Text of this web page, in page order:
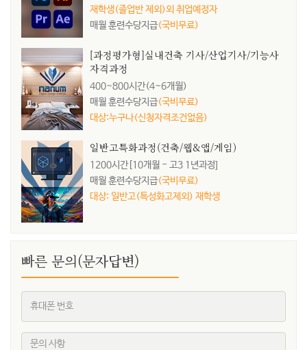
재학생(졸업반 제외)외 취업예정자
매월 훈련수당지급(국비무료)
[과정평가형]실내건축 기사/산업기사/기능사
자격과정
400~800시간(4~6개월)
매월 훈련수당지급(국비무료)
대상:누구나(신청자격조건없음)
일반고특화과정(건축/웹&앱/게임)
1200시간[10개월 - 고3 1년과정]
매월 훈련수당지급(국비무료)
대상: 일반고(특성화고제외) 재학생
빠른 문의(문자답변)